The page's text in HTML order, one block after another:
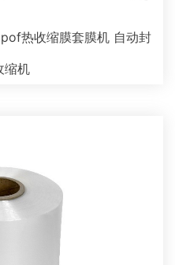
热收缩膜套膜机 自动封
缩机